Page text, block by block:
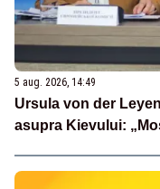
5 aug. 2026, 14:49
Ursula von der
asupra Kievului: